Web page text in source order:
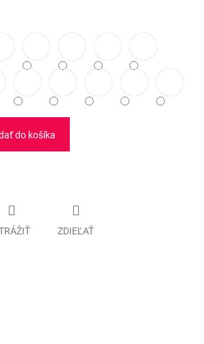
do košíka
ZDIEĽAŤ